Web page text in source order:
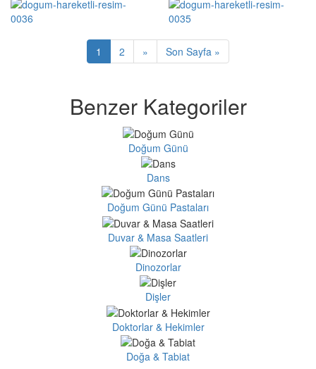
1 2 » Son Sayfa »
Benzer Kategoriler
Doğum Günü
Dans
Doğum Günü Pastaları
Duvar & Masa Saatleri
Dinozorlar
Dişler
Doktorlar & Hekimler
Doğa & Tabiat